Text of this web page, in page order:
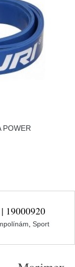
POWER
19000920
Sport